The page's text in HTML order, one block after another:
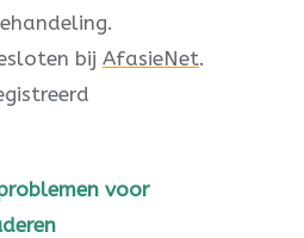
bij AfasieNet.
voor